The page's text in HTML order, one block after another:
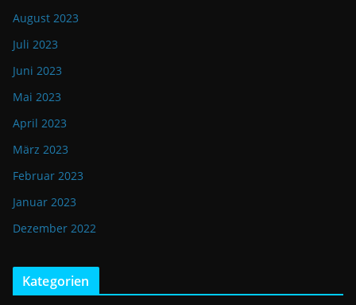
August 2023
Juli 2023
Juni 2023
Mai 2023
April 2023
März 2023
Februar 2023
Januar 2023
Dezember 2022
Kategorien